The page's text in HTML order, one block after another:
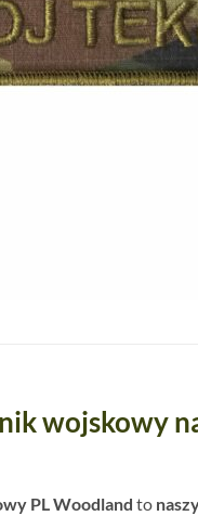
wojskowy
PL Woodland to